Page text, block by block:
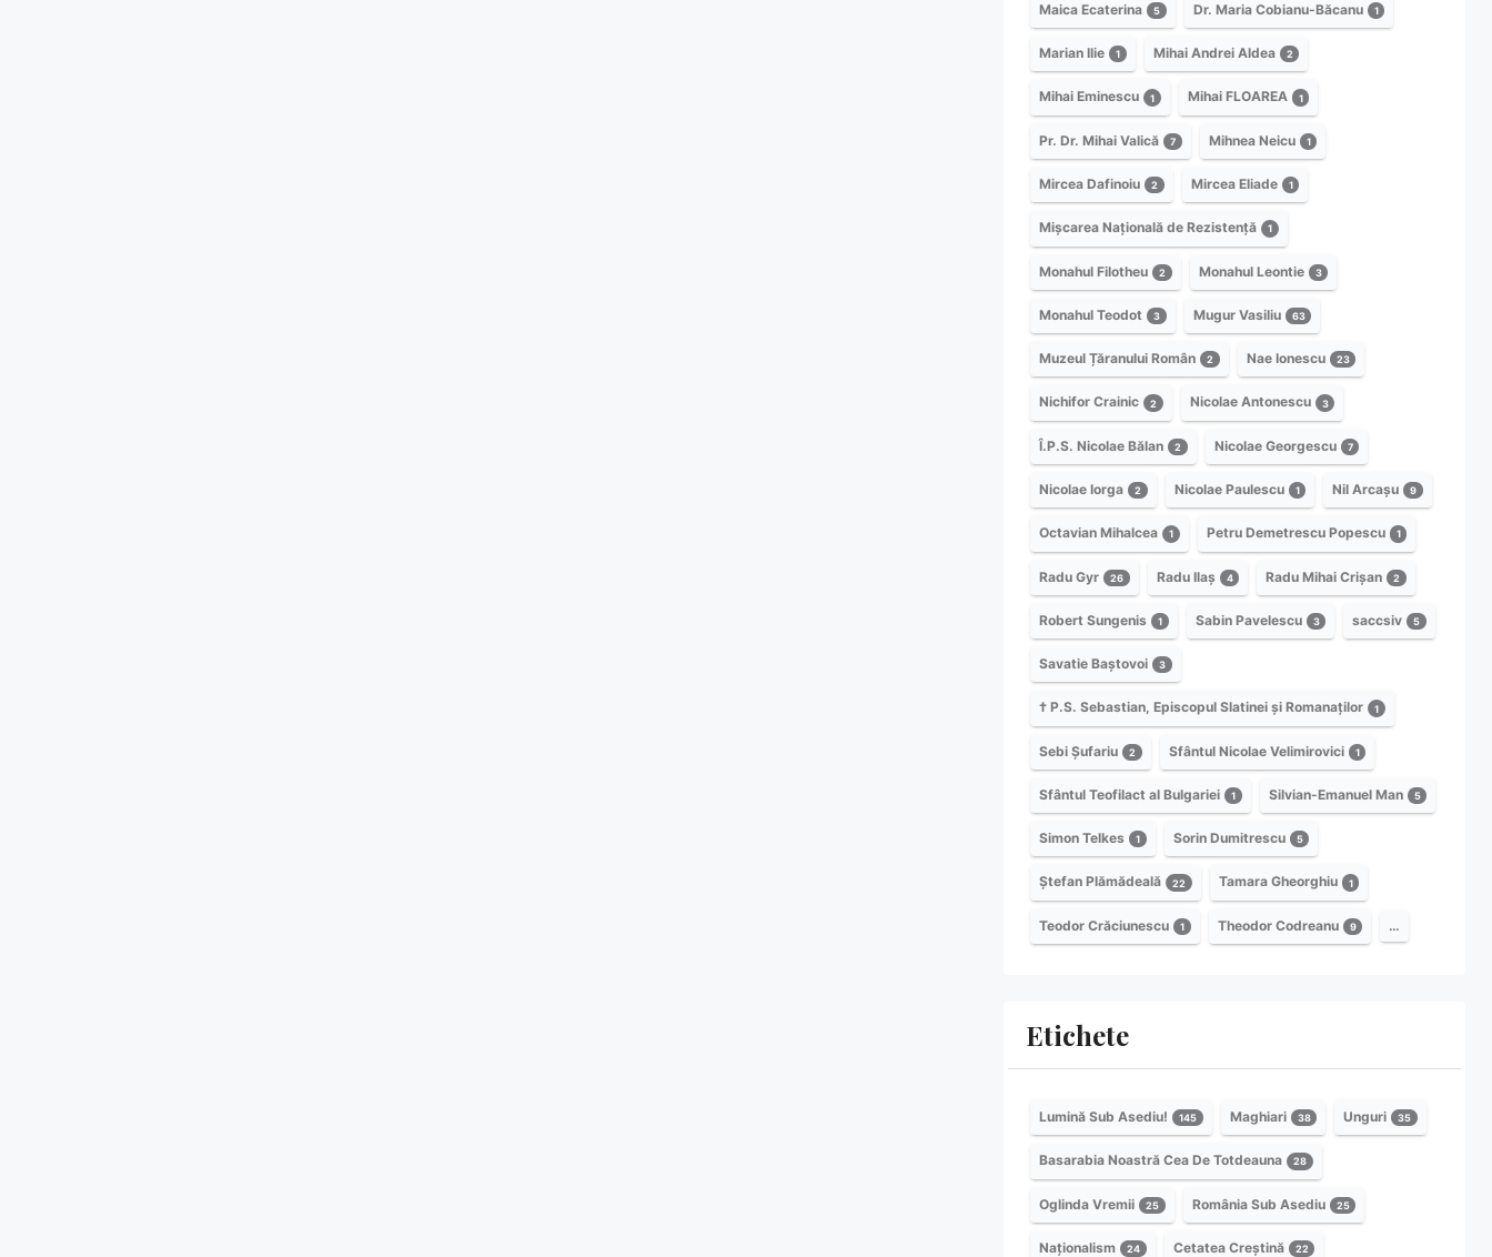
Maica Ecaterina 5 Dr. Maria Cobianu-Băcanu 1
Marian Ilie 1 Mihai Andrei Aldea 2
Mihai Eminescu 1 Mihai FLOAREA 1
Pr. Dr. Mihai Valică 7 Mihnea Neicu 1
Mircea Dafinoiu 2 Mircea Eliade 1
Mișcarea Națională de Rezistență 1
Monahul Filotheu 2 Monahul Leontie 3
Monahul Teodot 3 Mugur Vasiliu 63
Muzeul Țăranului Român 2 Nae Ionescu 23
Nichifor Crainic 2 Nicolae Antonescu 3
Î.P.S. Nicolae Bălan 2 Nicolae Georgescu 7
Nicolae Iorga 2 Nicolae Paulescu 1 Nil Arcașu 9
Octavian Mihalcea 1 Petru Demetrescu Popescu 1
Radu Gyr 26 Radu Ilaș 4 Radu Mihai Crișan 2
Robert Sungenis 1 Sabin Pavelescu 3 saccsiv 5
Savatie Baștovoi 3
† P.S. Sebastian, Episcopul Slatinei și Romanaților 1
Sebi Șufariu 2 Sfântul Nicolae Velimirovici 1
Sfântul Teofilact al Bulgariei 1 Silvian-Emanuel Man 5
Simon Telkes 1 Sorin Dumitrescu 5
Ștefan Plămădeală 22 Tamara Gheorghiu 1
Teodor Crăciunescu 1 Theodor Codreanu 9 …
Etichete
Lumină Sub Asediu! 145 Maghiari 38 Unguri 35
Basarabia Noastră Cea De Totdeauna 28
Oglinda Vremii 25 România Sub Asediu 25
Naționalism 24 Cetatea Creștină 22